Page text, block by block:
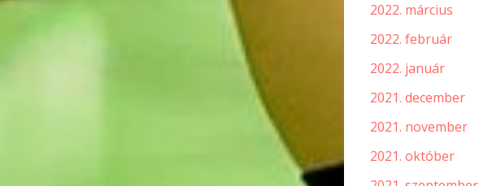
2022. március
2022. február
2022. január
2021. december
2021. november
2021. október